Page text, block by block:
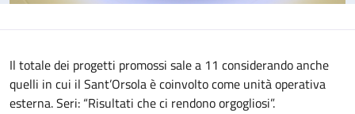
Il totale dei progetti promossi sale a 11 considerando anche
quelli in cui il Sant’Orsola è coinvolto come unità operativa
esterna. Seri: “Risultati che ci rendono orgogliosi”.